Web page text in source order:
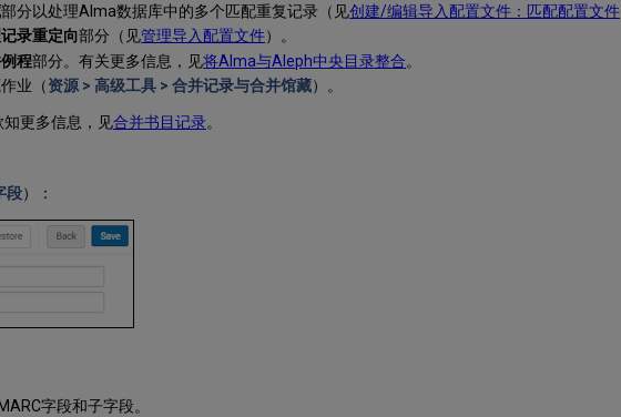
部分以处理Alma数据库中的多个匹配重复记录（见创建/编辑导入配置文件：匹配配置文件
录重定向部分（见管理导入配置文件）。
程部分。有关更多信息，见将Alma与Aleph中央目录整合。
业（资源 > 高级工具 > 合并记录与合并馆藏）。
知更多信息，见合并书目记录。
段）：
字段和子字段。